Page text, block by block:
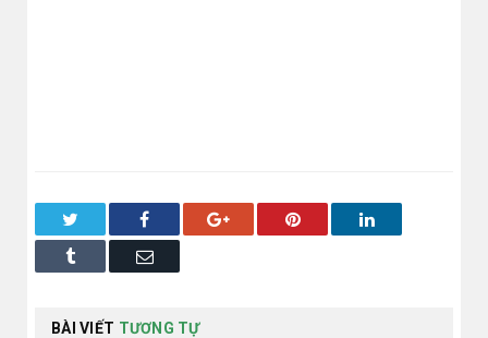
Facebook Google+ Pinterest LinkedIn
Tumblr Email
BÀI VIẾT TƯƠNG TỰ